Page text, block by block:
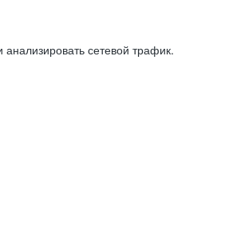
сетевой трафик.